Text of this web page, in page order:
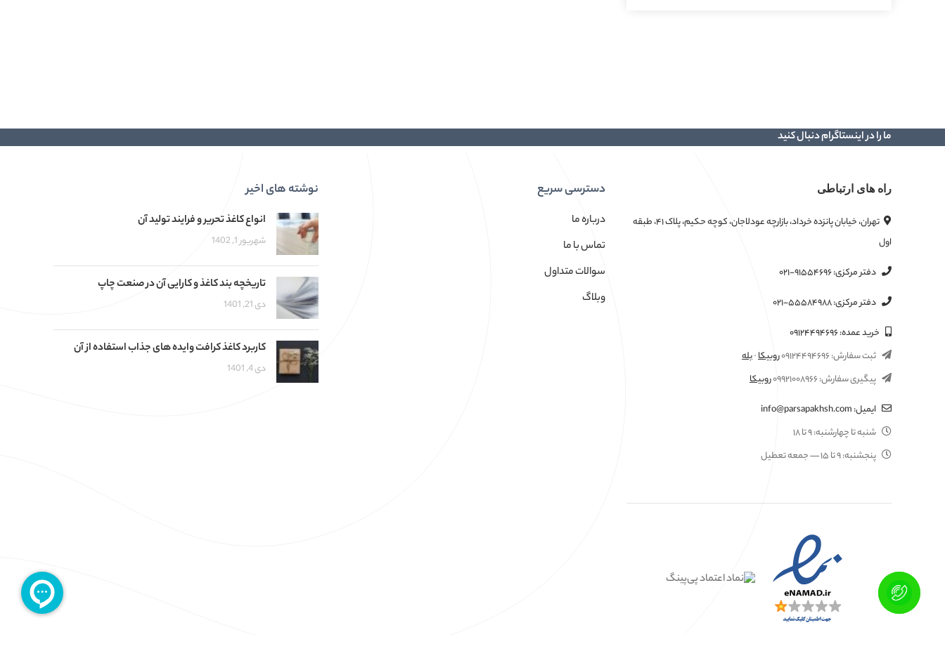
ما را در اینستاگرام دنبال کنید
راه های ارتباطی
تهران، خیابان پانزده خرداد، بازارچه عودلاجان، کوچه حکیم، پلاک ۴۱، طبقه
اول
دفتر مرکزی:۰۲۱-۹۱۵۵۴۶۹۶
دفتر مرکزی:۰۲۱-۵۵۵۸۴۹۸۸
خرید عمده:۰۹۱۲۴۴۹۴۶۹۶
ثبت سفارش:۰۹۱۲۴۴۹۴۶۹۶روبیکا·بله
پیگیری سفارش:۰۹۹۲۱۰۰۸۹۶۶روبیکا
ایمیل:info@parsapakhsh.com
شنبه تا چهارشنبه:۹ تا ۱۸
پنجشنبه:۹ تا ۱۵ — جمعه تعطیل
دسترسی سریع
درباره ما
تماس با ما
سوالات متداول
وبلاگ
نوشته های اخیر
انواع کاغذ تحریر و فرایند تولید آن
شهریور 1, 1402
تاریخچه بند کاغذ و کارایی آن در صنعت چاپ
دی 21, 1401
کاربرد کاغذ کرافت وایده های جذاب استفاده از آن
دی 4, 1401